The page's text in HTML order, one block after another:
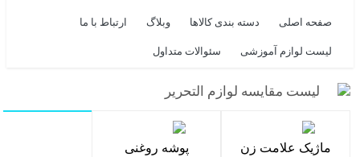
صفحه اصلی دسته بندی کالاها وبلاگ ارتباط با ما
لیست لوازم آموزشی سئوالات متداول
لیست مقایسه لوازم التحریر
ماژیک علامت زن پوشه روغنی